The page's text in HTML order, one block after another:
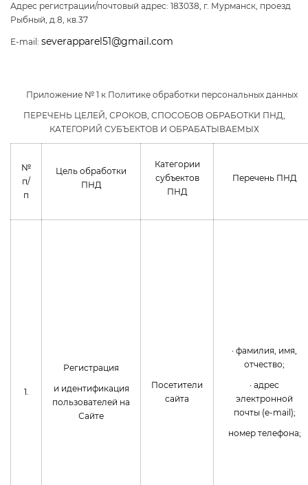
Адрес регистрации/почтовый адрес: 183038, г. Мурманск, проезд
Рыбный, д.8, кв.37
E-mail: severapparel51@gmail.com
Приложение № 1 к Политике обработки персональных данных
ПЕРЕЧЕНЬ ЦЕЛЕЙ, СРОКОВ, СПОСОБОВ ОБРАБОТКИ ПНД,
КАТЕГОРИЙ СУБЪЕКТОВ И ОБРАБАТЫВАЕМЫХ
№
п/
п
Цель обработки
ПНД
Категории
субъектов
ПНД
Перечень ПНД
1.
Регистрация
и идентификация
пользователей на
Сайте
Посетители
сайта
· фамилия, имя,
отчество;
· адрес
электронной
почты (e-mail);
номер телефона;